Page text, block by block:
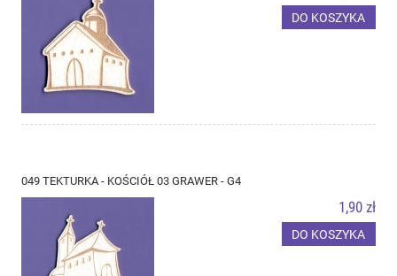
DO KOSZYKA
049 TEKTURKA - KOŚCIÓŁ 03 GRAWER - G4
1,90 zł
DO KOSZYKA